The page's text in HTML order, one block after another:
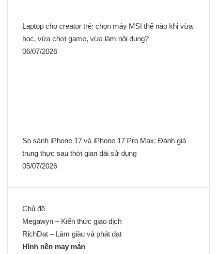
Laptop cho creator trẻ: chọn máy MSI thế nào khi vừa
học, vừa chơi game, vừa làm nội dung?
06/07/2026
So sánh iPhone 17 và iPhone 17 Pro Max: Đánh giá
trung thực sau thời gian dài sử dụng
05/07/2026
Chủ đề
Megawyn – Kiến thức giao dịch
RichDat – Làm giàu và phát đạt
Hình nền may mắn